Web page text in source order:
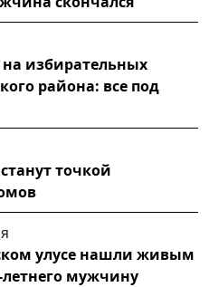
избирательных
района: все под
точкой
улусе нашли живым
летнего мужчину